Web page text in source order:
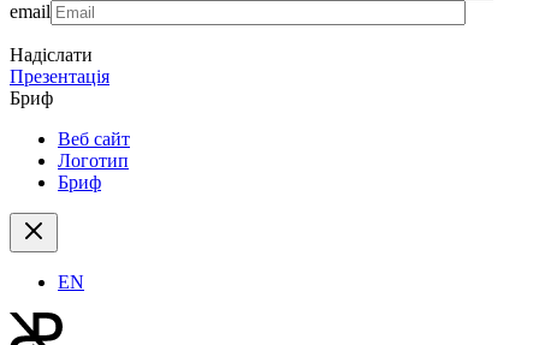
email
Надіслати
Презентація
Бриф
Веб сайт
Логотип
Бриф
EN